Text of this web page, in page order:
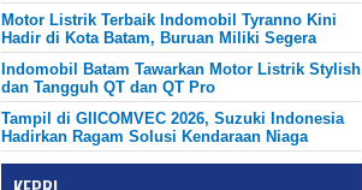
Motor Listrik Terbaik Indomobil Tyranno Kini
Hadir di Kota Batam, Buruan Miliki Segera
Indomobil Batam Tawarkan Motor Listrik Stylish
dan Tangguh QT dan QT Pro
Tampil di GIICOMVEC 2026, Suzuki Indonesia
Hadirkan Ragam Solusi Kendaraan Niaga